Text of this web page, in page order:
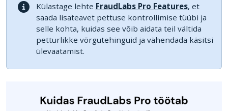
Külastage lehte FraudLabs Pro Features, et
saada lisateavet pettuse kontrollimise tüübi ja
selle kohta, kuidas see võib aidata teil vältida
petturlikke võrgutehinguid ja vähendada käsitsi
ülevaatamist.